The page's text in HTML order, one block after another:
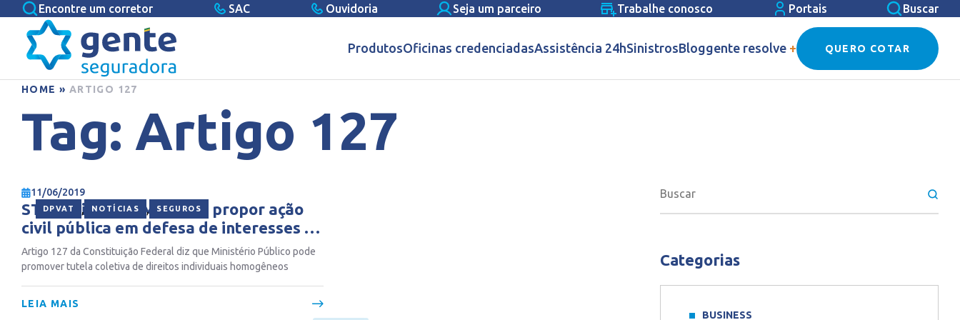
Encontre um corretor SAC Ouvidoria Seja um parceiro Trabalhe conosco Portais Buscar
ProdutosOficinas credenciadasAssistência 24hSinistrosBloggente resolve + QUERO COTAR
HOME » ARTIGO 127
Tag: Artigo 127
DPVAT , NOTÍCIAS , SEGUROS
11/06/2019
STF decide que MP pode propor ação
civil pública em defesa de interesses de
beneficiários do DPVAT
Artigo 127 da Constituição Federal diz que Ministério Público pode
promover tutela coletiva de direitos individuais homogêneos
LEIA MAIS
Categorias
BUSINESS